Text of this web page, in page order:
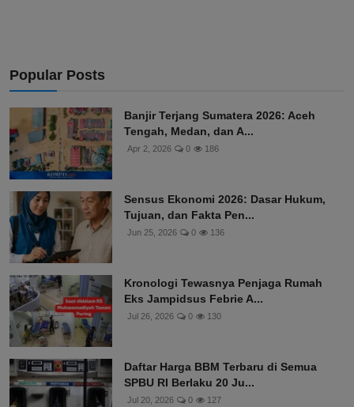
Popular Posts
Banjir Terjang Sumatera 2026: Aceh
Tengah, Medan, dan A...
Apr 2, 2026 0 186
Sensus Ekonomi 2026: Dasar Hukum,
Tujuan, dan Fakta Pen...
Jun 25, 2026 0 136
Kronologi Tewasnya Penjaga Rumah
Eks Jampidsus Febrie A...
Jul 26, 2026 0 130
Daftar Harga BBM Terbaru di Semua
SPBU RI Berlaku 20 Ju...
Jul 20, 2026 0 127